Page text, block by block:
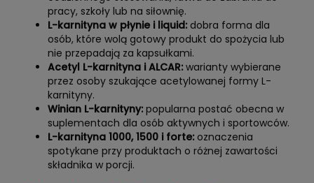
pracy, szkoły lub na siłownię.
L-karnityna w płynie i liquid: dobra forma dla
osób, które wolą gotowy produkt do spożycia lub
nie przepadają za kapsułkami.
Acetyl L-karnityna i ALCAR: warianty wybierane
przez osoby szukające acetylowanej formy L-
karnityny.
Winian L-karnityny: popularna postać obecna w
suplementach dla osób aktywnych i sportowców.
L-karnityna 1000, 1500 i forte: oznaczenia
spotykane przy produktach o różnej zawartości
składnika w porcji.